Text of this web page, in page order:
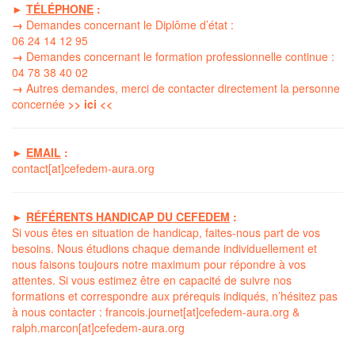
► TÉLÉPHONE :
→ Demandes concernant le Diplôme d’état :
06 24 14 12 95
→ Demandes concernant le formation professionnelle continue :
04 78 38 40 02
→ Autres demandes, merci de contacter directement la personne
concernée >> ici <<
► EMAIL :
contact[at]cefedem-aura.org
► RÉFÉRENTS HANDICAP DU CEFEDEM :
Si vous êtes en situation de handicap, faites-nous part de vos
besoins. Nous étudions chaque demande individuellement et
nous faisons toujours notre maximum pour répondre à vos
attentes. Si vous estimez être en capacité de suivre nos
formations et correspondre aux prérequis indiqués, n’hésitez pas
à nous contacter : francois.journet[at]cefedem-aura.org &
ralph.marcon[at]cefedem-aura.org